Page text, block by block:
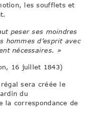
les soufflets et
peser ses moindres
hommes d’esprit avec
nécessaires. »
16 juillet 1843)
sera créée le
du
la correspondance de